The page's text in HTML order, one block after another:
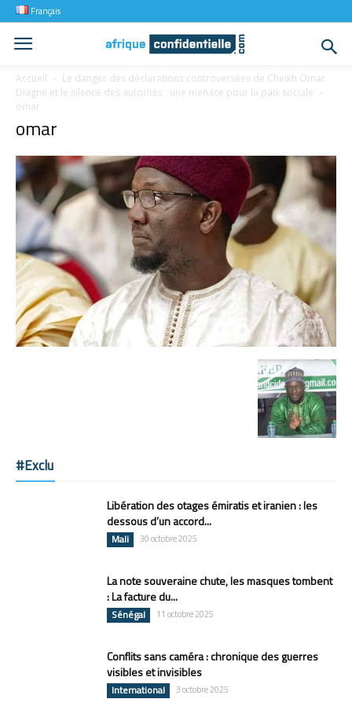
Français
Accueil
Le danger des déclarations controversées de Cheikh Omar
Diagne et le silence des autorités : une menace pour la paix sociale
omar
omar
#Exclu
Libération des otages émiratis et iranien : les
dessous d’un accord...
Mali 30 octobre 2025
La note souveraine chute, les masques tombent
: La facture du...
Sénégal 11 octobre 2025
Conflits sans caméra : chronique des guerres
visibles et invisibles
International 3 octobre 2025